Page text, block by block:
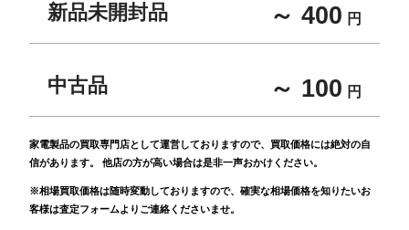
新品未開封品 ～ 400 円
中古品 ～ 100 円
家電製品の買取専門店として運営しておりますので、買取価格には絶対の自
信があります。 他店の方が高い場合は是非一声おかけください。
※相場買取価格は随時変動しておりますので、確実な相場価格を知りたいお
客様は査定フォームよりご連絡くださいませ。